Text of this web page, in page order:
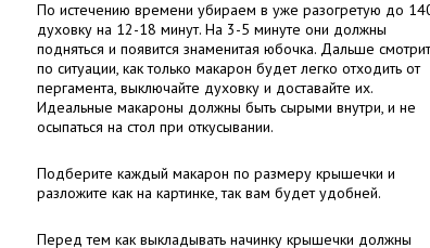
По истечению времени убираем в уже разогретую до
духовку на 12-18 минут. На 3-5 минуте они должны
подняться и появится знаменитая юбочка. Дальше
по ситуации, как только макарон будет легко отходить от
пергамента, выключайте духовку и доставайте их.
Идеальные макароны должны быть сырыми внутри, и не
осыпаться на стол при откусывании.
Подберите каждый макарон по размеру крышечки и
разложите как на картинке, так вам будет удобней.
Перед тем как выкладывать начинку крышечки должны